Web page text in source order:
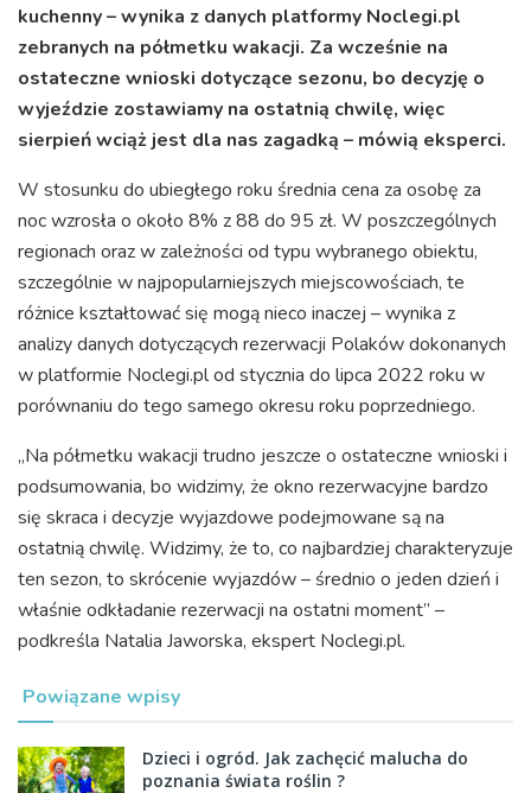
kuchenny – wynika z danych platformy Noclegi.pl
zebranych na półmetku wakacji. Za wcześnie na
ostateczne wnioski dotyczące sezonu, bo decyzję o
wyjeździe zostawiamy na ostatnią chwilę, więc
sierpień wciąż jest dla nas zagadką – mówią eksperci.
W stosunku do ubiegłego roku średnia cena za osobę za
noc wzrosła o około 8% z 88 do 95 zł. W poszczególnych
regionach oraz w zależności od typu wybranego obiektu,
szczególnie w najpopularniejszych miejscowościach, te
różnice kształtować się mogą nieco inaczej – wynika z
analizy danych dotyczących rezerwacji Polaków dokonanych
w platformie Noclegi.pl od stycznia do lipca 2022 roku w
porównaniu do tego samego okresu roku poprzedniego.
„Na półmetku wakacji trudno jeszcze o ostateczne wnioski i
podsumowania, bo widzimy, że okno rezerwacyjne bardzo
się skraca i decyzje wyjazdowe podejmowane są na
ostatnią chwilę. Widzimy, że to, co najbardziej charakteryzuje
ten sezon, to skrócenie wyjazdów – średnio o jeden dzień i
właśnie odkładanie rezerwacji na ostatni moment” –
podkreśla Natalia Jaworska, ekspert Noclegi.pl.
Powiązane wpisy
Dzieci i ogród. Jak zachęcić malucha do
poznania świata roślin ?